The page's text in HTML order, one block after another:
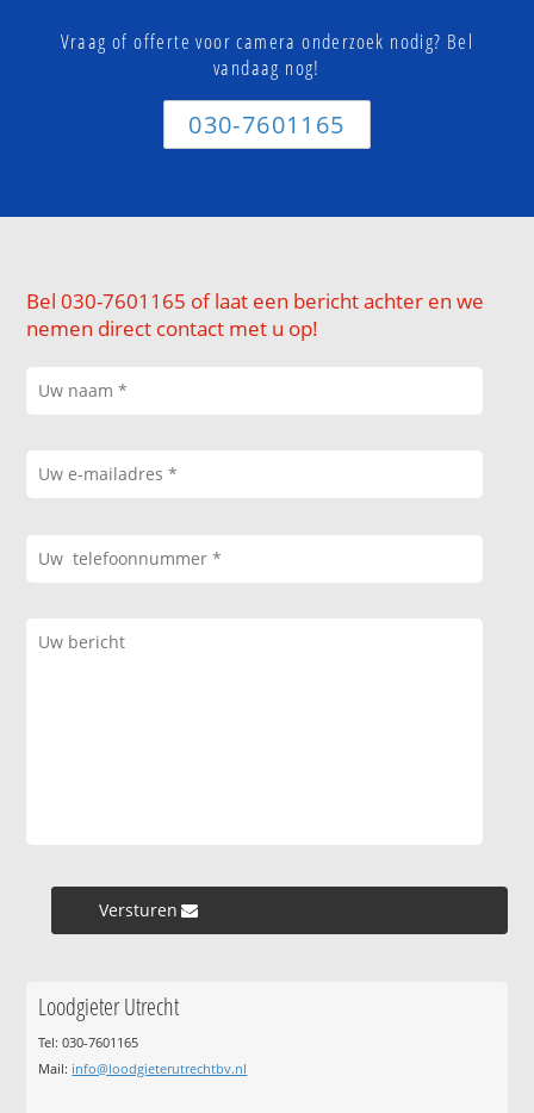
Vraag of offerte voor camera onderzoek nodig? Bel
vandaag nog!
030-7601165
Bel 030-7601165 of laat een bericht achter en we
nemen direct contact met u op!
Versturen »
Loodgieter Utrecht
Tel: 030-7601165
Mail: info@loodgieterutrechtbv.nl